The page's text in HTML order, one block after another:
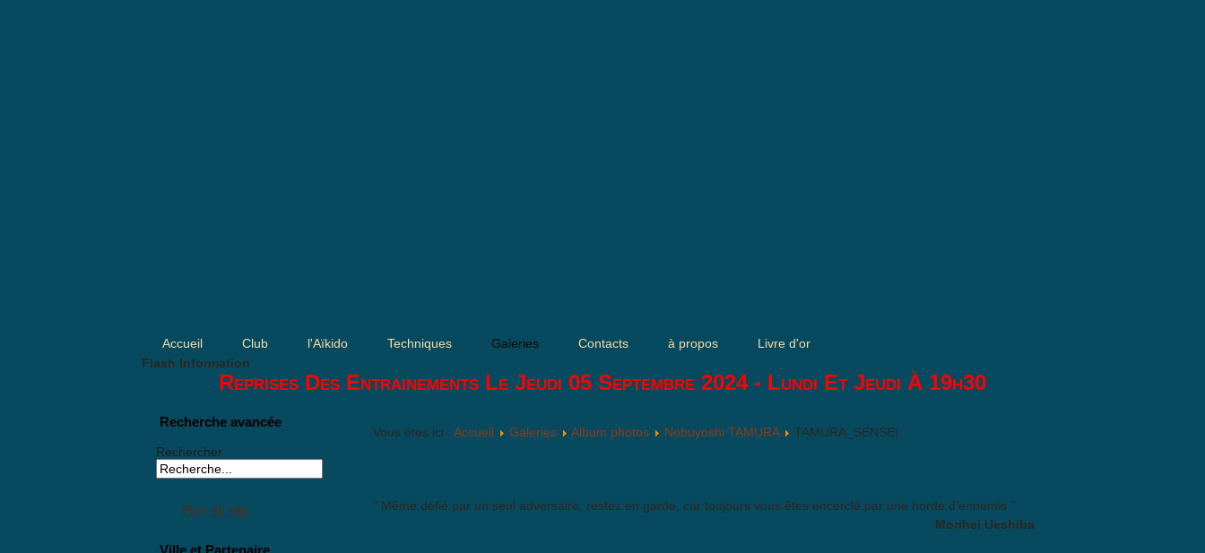
Accueil Club l'Aïkido Techniques Galeries Contacts à propos
Livre d'or
Flash Information
Reprises Des Entrainements Le Jeudi 05 Septembre 2024 - Lundi Et Jeudi À 19h30
Recherche avancée
Rechercher
Plan du site
Ville et Partenaire
Vous êtes ici : Accueil Galeries Album photos Nobuyoshi TAMURA TAMURA_SENSEI
" Même défié par un seul adversaire, restez en garde, car toujours vous êtes encerclé par une horde d'ennemis "
Morihei Ueshiba